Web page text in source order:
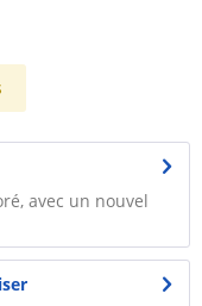
avec un nouvel